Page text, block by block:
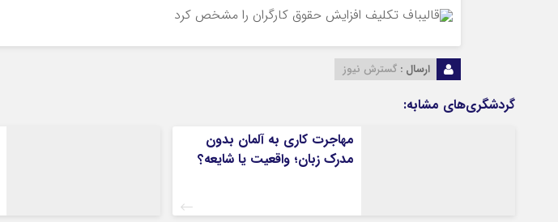
ارسال : گسترش نیوز
گردشگری‌های مشابه:
مهاجرت کاری به آلمان بدون
مدرک زبان؛ واقعیت یا شایعه؟